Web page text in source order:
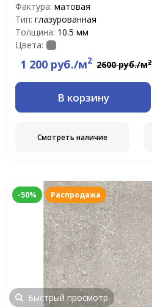
Фактура: матовая
Тип: глазурованная
Толщина: 10.5 мм
Цвета:
1 200 руб./м2 2600 руб./м2
В корзину
Смотреть наличие
-50% Распродажа
Быстрый просмотр